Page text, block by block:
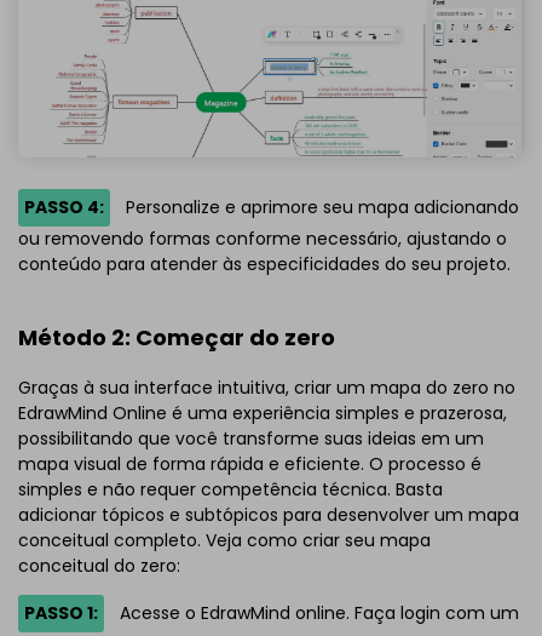
PASSO 4:
Personalize e aprimore seu mapa adicionando
ou removendo formas conforme necessário, ajustando o
conteúdo para atender às especificidades do seu projeto.
Método 2: Começar do zero
Graças à sua interface intuitiva, criar um mapa do zero no
EdrawMind Online é uma experiência simples e prazerosa,
possibilitando que você transforme suas ideias em um
mapa visual de forma rápida e eficiente. O processo é
simples e não requer competência técnica. Basta
adicionar tópicos e subtópicos para desenvolver um mapa
conceitual completo. Veja como criar seu mapa
conceitual do zero:
PASSO 1:
Acesse o EdrawMind online. Faça login com um